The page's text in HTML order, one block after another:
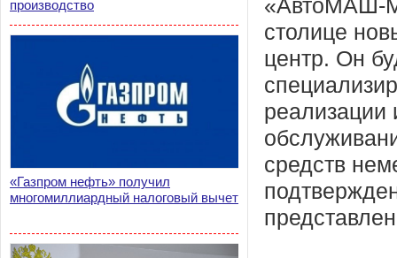
производство
«Газпром нефть» получил
многомиллиардный налоговый вычет
«АвтоМАШ-
столице
центр. Он
реализации
средств